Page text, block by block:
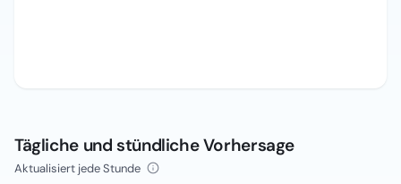
Tägliche und stündliche Vorhersage
Aktualisiert jede Stunde